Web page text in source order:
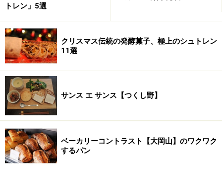
9位 パリ-アッシュ （大阪・中之島）
天野尚道シェフの、フレンチをベースにした重厚で独創
的なパンと、マダムの恵美子さんの温かなホスピタリテ
ィが、多くの人を惹きつけてやみません。
パリ-アッシュ
「素晴らしい接客だけではなく、芸術的で宝石箱のよう
なパンを中心にしていて、見た目だけではなく味わいも
極上級です。トリコロールをはじめ、天野シェフワール
トレン」5選
クリスマス伝統の発酵菓子、極上のシュトレン
11選
サンス エ サンス【つくし野】
ベーカリーコントラスト【大岡山】のワクワク
するパン